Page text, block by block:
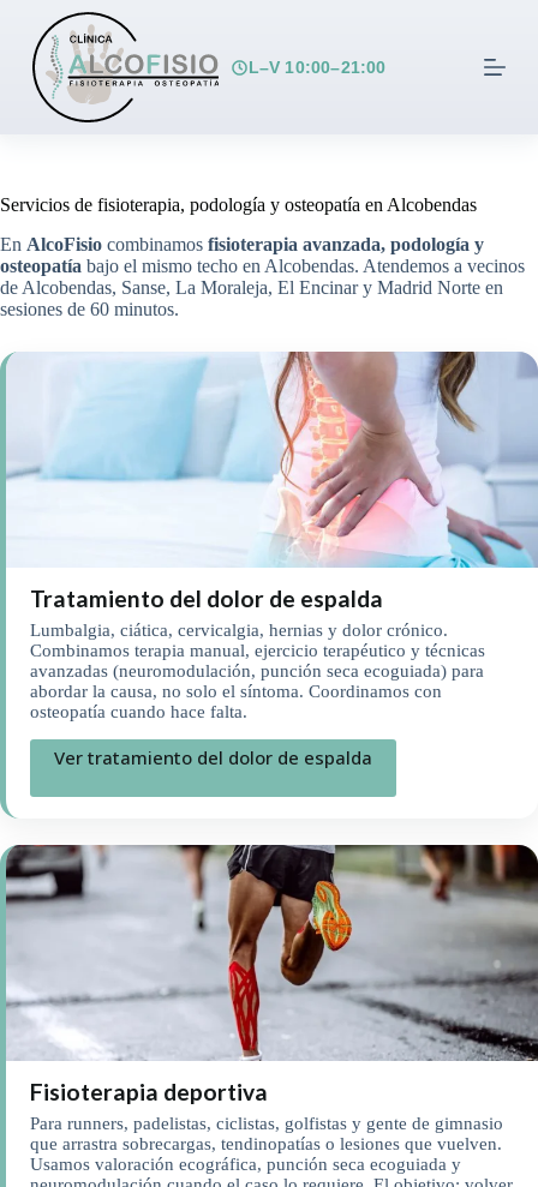
o
n
t
e
n
L–V 10:00–21:00
Servicios de fisioterapia, podología y osteopatía en Alcobendas
En AlcoFisio combinamos fisioterapia avanzada, podología y
osteopatía bajo el mismo techo en Alcobendas. Atendemos a vecinos
de Alcobendas, Sanse, La Moraleja, El Encinar y Madrid Norte en
sesiones de 60 minutos.
Tratamiento del dolor de espalda
Lumbalgia, ciática, cervicalgia, hernias y dolor crónico.
Combinamos terapia manual, ejercicio terapéutico y técnicas
avanzadas (neuromodulación, punción seca ecoguiada) para
abordar la causa, no solo el síntoma. Coordinamos con
osteopatía cuando hace falta.
Ver tratamiento del dolor de espalda
Fisioterapia deportiva
Para runners, padelistas, ciclistas, golfistas y gente de gimnasio
que arrastra sobrecargas, tendinopatías o lesiones que vuelven.
Usamos valoración ecográfica, punción seca ecoguiada y